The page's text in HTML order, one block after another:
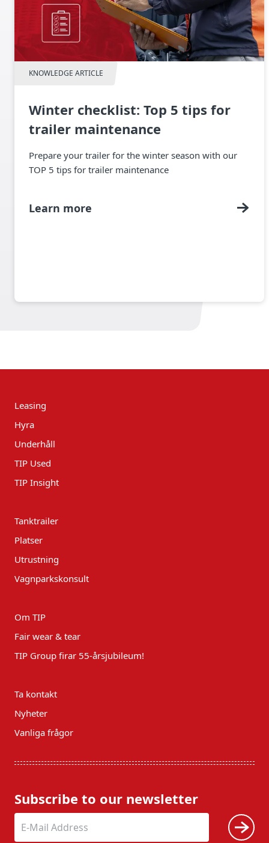
KNOWLEDGE ARTICLE
Winter checklist: Top 5 tips for
trailer maintenance
Prepare your trailer for the winter season with our
TOP 5 tips for trailer maintenance
Learn more
Leasing
Hyra
Underhåll
TIP Used
TIP Insight
Tanktrailer
Platser
Utrustning
Vagnparkskonsult
Om TIP
Fair wear & tear
TIP Group firar 55-årsjubileum!
Ta kontakt
Nyheter
Vanliga frågor
Subscribe to our newsletter